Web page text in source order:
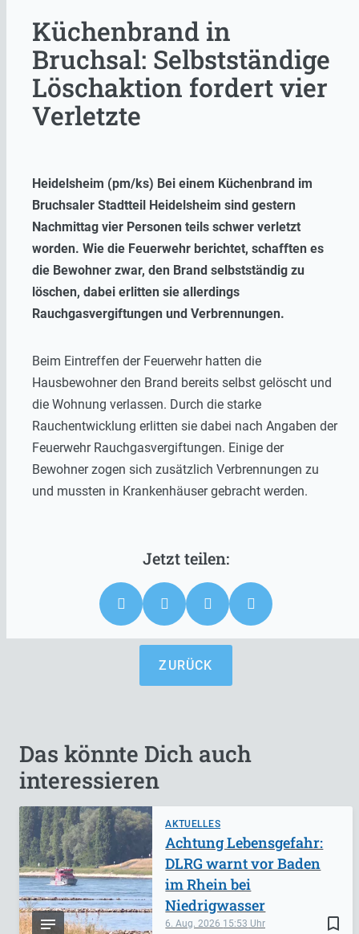
Küchenbrand in
Bruchsal: Selbstständige
Löschaktion fordert vier
Verletzte
Heidelsheim (pm/ks) Bei einem Küchenbrand im
Bruchsaler Stadtteil Heidelsheim sind gestern
Nachmittag vier Personen teils schwer verletzt
worden. Wie die Feuerwehr berichtet, schafften es
die Bewohner zwar, den Brand selbstständig zu
löschen, dabei erlitten sie allerdings
Rauchgasvergiftungen und Verbrennungen.
Beim Eintreffen der Feuerwehr hatten die
Hausbewohner den Brand bereits selbst gelöscht und
die Wohnung verlassen. Durch die starke
Rauchentwicklung erlitten sie dabei nach Angaben der
Feuerwehr Rauchgasvergiftungen. Einige der
Bewohner zogen sich zusätzlich Verbrennungen zu
und mussten in Krankenhäuser gebracht werden.
ZURÜCK
Das könnte Dich auch
interessieren
AKTUELLES
bookmark_border
6. Aug. 2026 15:53
Achtung Lebensgefahr:
DLRG warnt vor Baden
im Rhein bei
Niedrigwasser